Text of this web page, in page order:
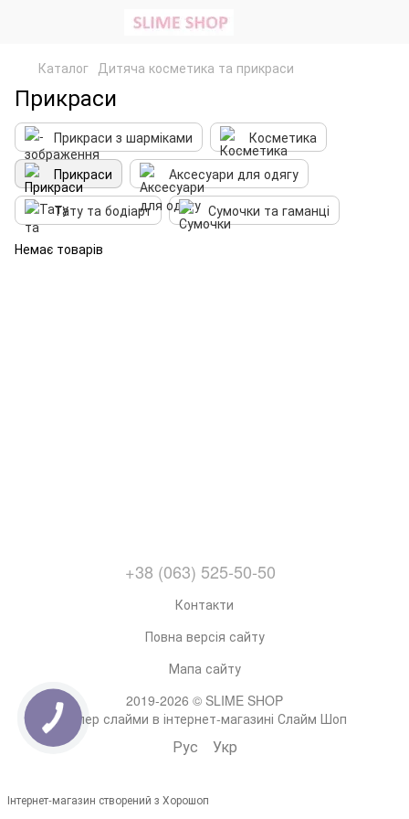
Каталог Дитяча косметика та прикраси
Прикраси
Прикраси з шарміками
Косметика
Прикраси
Аксесуари для одягу
Тату та бодіарт
Сумочки та гаманці
Немає товарів
+38 (063) 525-50-50
Контакти
Повна версія сайту
Мапа сайту
2019-2026 © SLIME SHOP
Супер слайми в інтернет-магазині Слайм Шоп
Рус Укр
Інтернет-магазин створений з Хорошоп